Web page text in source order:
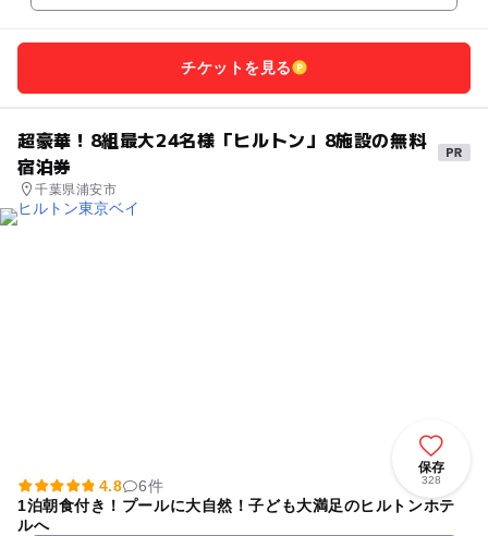
チケットを見る
超豪華！8組最大24名様「ヒルトン」8施設の無料
宿泊券
千葉県浦安市
保存
328
4.8
6件
1泊朝食付き！プールに大自然！子ども大満足のヒルトンホテ
ルへ